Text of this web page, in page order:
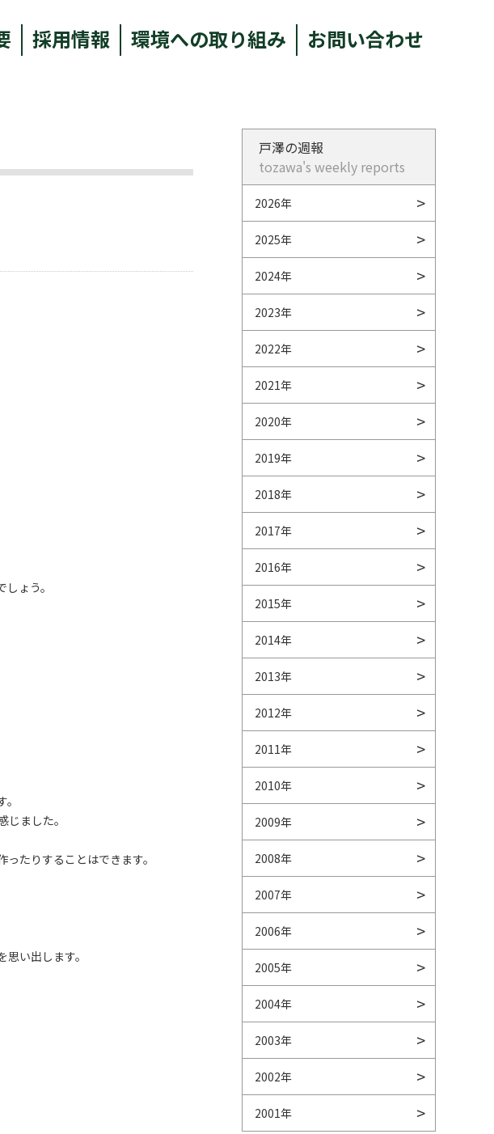
採用情報 環境への取り組み お問い合わせ
ょう。
ました。
たりすることはできます。
い出します。
戸澤の週報
tozawa's weekly reports
2026年
2025年
2024年
2023年
2022年
2021年
2020年
2019年
2018年
2017年
2016年
2015年
2014年
2013年
2012年
2011年
2010年
2009年
2008年
2007年
2006年
2005年
2004年
2003年
2002年
2001年